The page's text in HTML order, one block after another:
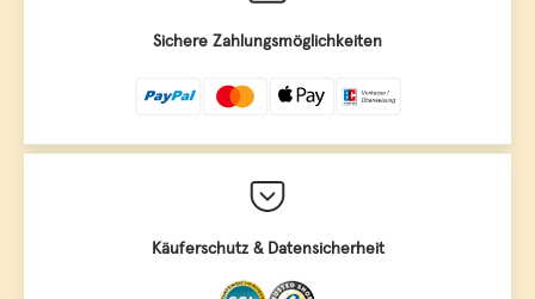
Sichere Zahlungsmöglichkeiten
Käuferschutz & Datensicherheit